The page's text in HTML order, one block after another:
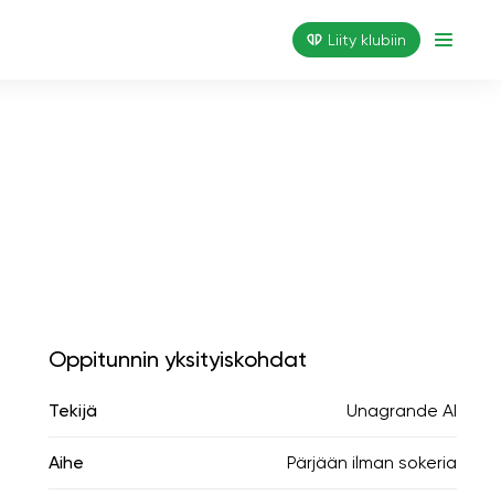
Liity klubiin
Oppitunnin yksityiskohdat
Tekijä Unagrande AI
Aihe Pärjään ilman sokeria